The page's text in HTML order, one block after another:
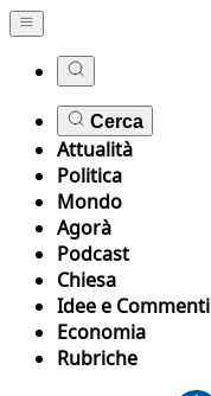
Cerca
Attualità
Politica
Mondo
Agorà
Podcast
Chiesa
Idee e Commenti
Economia
Rubriche